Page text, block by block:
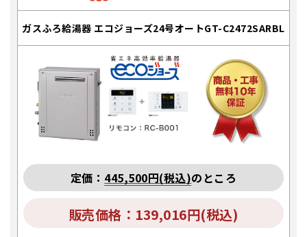
ガスふろ給湯器 エコジョーズ24号オートGT-C2472SARBL
定価： 445,500円(税込)のところ
販売価格：139,016円(税込)